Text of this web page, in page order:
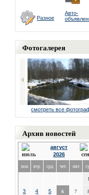
Разное
Авто-
Фотогалерея
смотреть все
Архив новостей
август
2026
пон втр срд чет пят
1
3 4 5 6 7